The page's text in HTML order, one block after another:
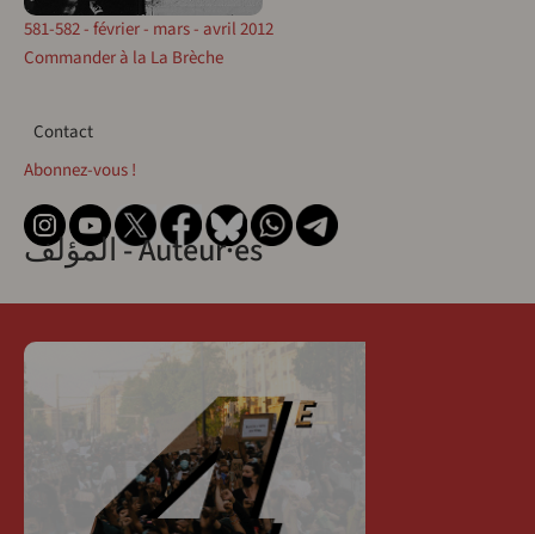
581-582 - février - mars - avril 2012
Commander à la La Brèche
Contact
Contact
Abonnez-vous !
المؤلف - Auteur·es